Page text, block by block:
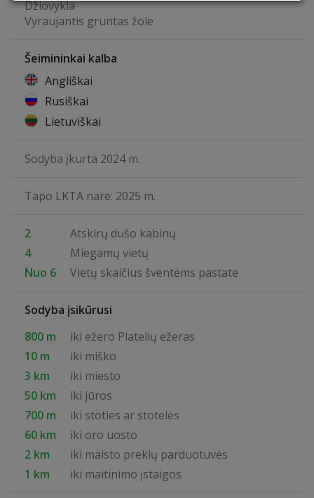
Džiovykla
Vyraujantis gruntas žole
Šeimininkai kalba
Angliškai
Rusiškai
Lietuviškai
Sodyba įkurta 2024 m.
Tapo LKTA nare: 2025 m.
2
Atskirų dušo kabinų
4
Miegamų vietų
Nuo 6
Vietų skaičius šventėms pastate
Sodyba įsikūrusi
800 m
iki ežero Platelių ežeras
10 m
iki miško
3 km
iki miesto
50 km
iki jūros
700 m
iki stoties ar stotelės
60 km
iki oro uosto
2 km
iki maisto prekių parduotuvės
1 km
iki maitinimo įstaigos